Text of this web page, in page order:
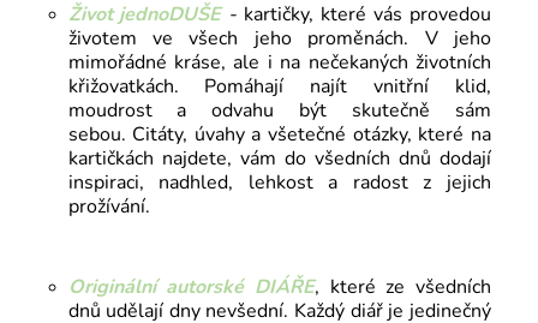
Život jednoDUŠE - kartičky, které vás provedou
životem ve všech jeho proměnách. V jeho
mimořádné kráse, ale i na nečekaných životních
křižovatkách. Pomáhají najít vnitřní klid,
moudrost a odvahu být skutečně sám
sebou. Citáty, úvahy a všetečné otázky, které na
kartičkách najdete, vám do všedních dnů dodají
inspiraci, nadhled, lehkost a radost z jejich
prožívání.
Originální autorské DIÁŘE, které ze všedních
dnů udělají dny nevšední. Každý diář je jedinečný